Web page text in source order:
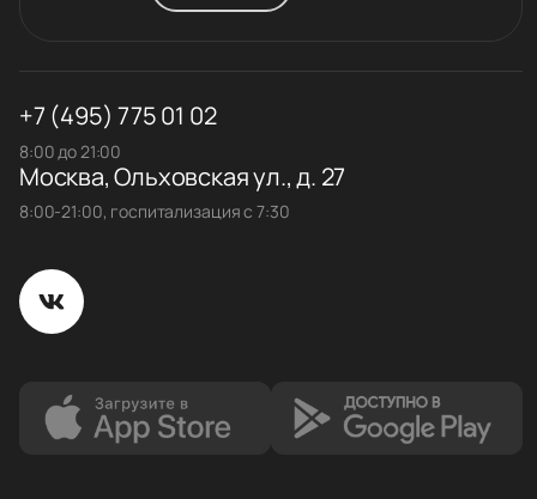
+7 (495) 775 01 02
8:00 до 21:00
Москва, Ольховская ул., д. 27
8:00-21:00, госпитализация с 7:30